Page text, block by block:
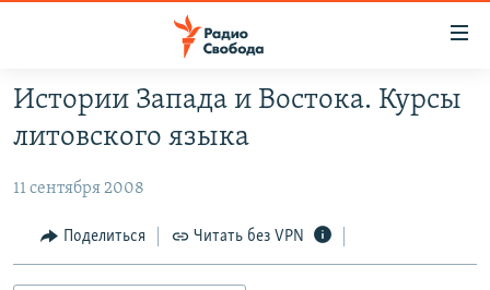
упрощенного
доступа
содержанию
Вернутся
ПРОГРАММЫ
АВТОРСКИЕ ПРОЕКТЫ
ЦИТАТЫ СВОБОДЫ
Истории Запада и Востока. Курсы
литовского языка
11 сентября 2008
Поделиться Читать без VPN